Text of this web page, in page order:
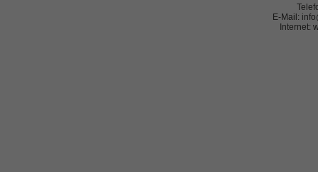
E-Mail:
Internet: